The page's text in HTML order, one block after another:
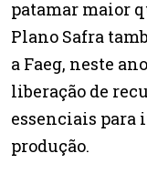
patamar maior
Plano Safra
a Faeg, neste
liberação de
essenciais para
produção.